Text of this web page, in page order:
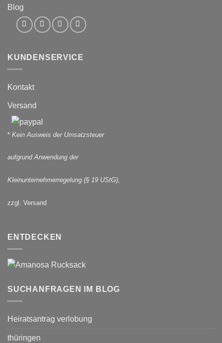
Blog
KUNDENSERVICE
Kontakt
Versand
* Kein Ausweis der Umsatzsteuer
aufgrund Anwendung der
Kleinunternehmerregelung (§ 19 UStG),
zzgl. Versand
ENTDECKEN
SUCHANFRAGEN IM BLOG
Heiratsantrag verlobung
thüringen